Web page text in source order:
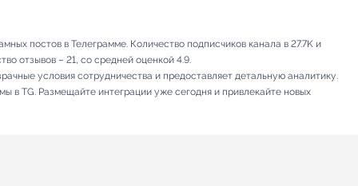
постов в Телеграмме. Количество подписчиков канала в 27.7K и
отзывов – 21, со средней оценкой 4.9.
условия сотрудничества и предоставляет детальную аналитику.
в TG. Размещайте интеграции уже сегодня и привлекайте новых